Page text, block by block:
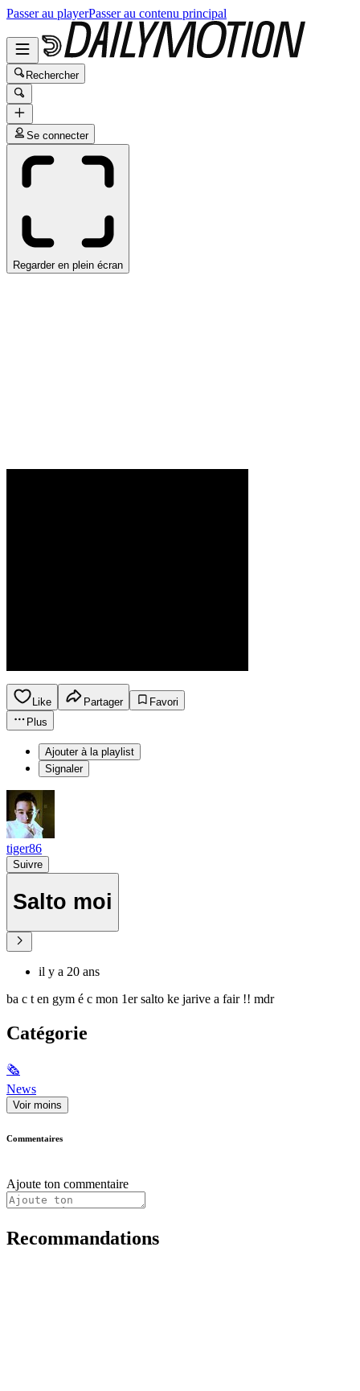
Passer au playerPasser au contenu principal
Rechercher
Se connecter
Regarder en plein écran
Like Partager
Favori
Plus
Ajouter à la playlist
Signaler
tiger86
Suivre
Salto moi
il y a 20 ans
ba c t en gym é c mon 1er salto ke jarive a fair !! mdr
Catégorie
🗞
News
Voir moins
Commentaires
Ajoute ton commentaire
Recommandations